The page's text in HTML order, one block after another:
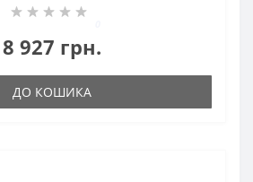
8 927 грн.
ДО КОШИКА